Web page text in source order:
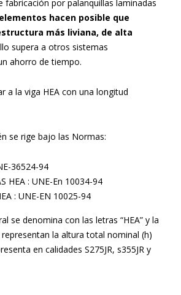
fabricación por palanquillas laminadas
hacen posible que
más liviana, de alta
supera a otros sistemas
ahorro de tiempo.
a la viga HEA con una longitud
se rige bajo las Normas:
36524-94
HEA : UNE-En 10034-94
: UNE-EN 10025-94
se denomina con las letras “HEA” y la
la altura total nominal (h)
en calidades S275JR, s355JR y